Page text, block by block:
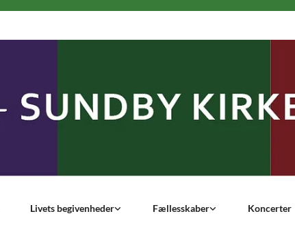
Livets begivenheder Fællesskaber Koncerter